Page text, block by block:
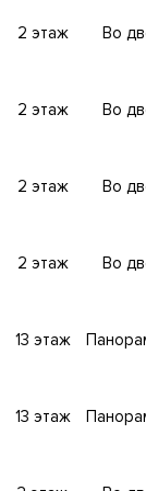
тупик, вл.
площадка.
2 этаж Во
2 этаж Во
2 этаж Во
2 этаж Во
13 этаж
13 этаж